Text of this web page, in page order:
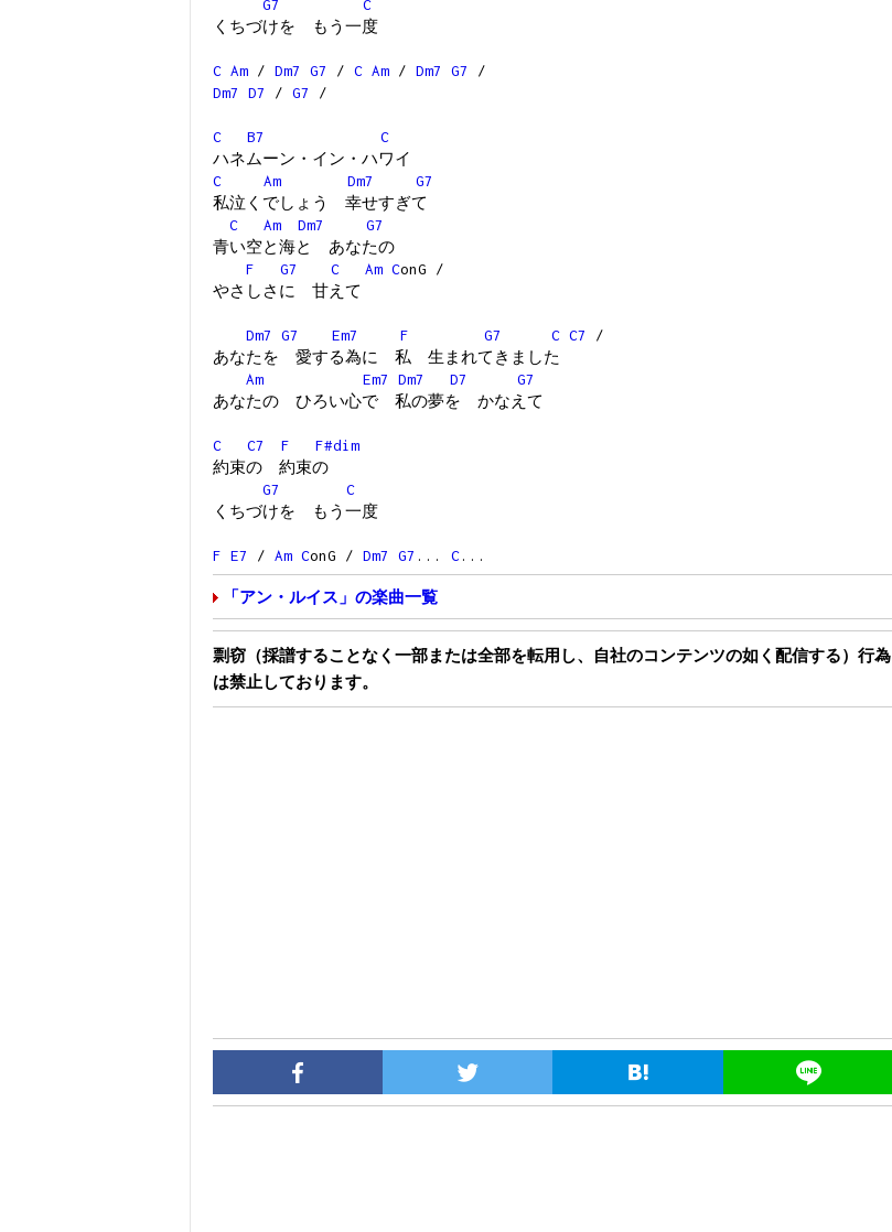
G7
C
くちづけを もう一度
C Am / Dm7 G7 / C Am / Dm7 G7
/
Dm7
D7 / G7 /
C B7
C
ハネムーン・イン・ハワイ
C
Am Dm7
G7
私泣くでしょう 幸せすぎて
C
Am Dm7
G7
青い空と海と あなたの
F
G7 C Am ConG /
やさしさに 甘えて
Dm7 G7 Em7 F G7 C C7
/
あなたを 愛する為に 私 生まれてきました
Am
Em7 Dm7 D7
G7
あなたの ひろい心で 私の夢を かなえて
C C7 F
F#dim
約束の 約束の
G7
C
くちづけを もう一度
F E7 / Am ConG / Dm7 G7 ... C...
「アン・ルイス」の楽曲一覧
剽窃（採譜することなく一部または全部を転用し、自社のコンテンツの如く配信する）行為
は禁止しております。